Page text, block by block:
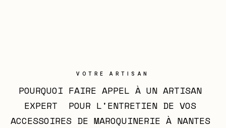
VOTRE ARTISAN
POURQUOI FAIRE APPEL À UN ARTISAN
EXPERT  POUR L'ENTRETIEN DE VOS
ACCESSOIRES DE MAROQUINERIE À NANTES